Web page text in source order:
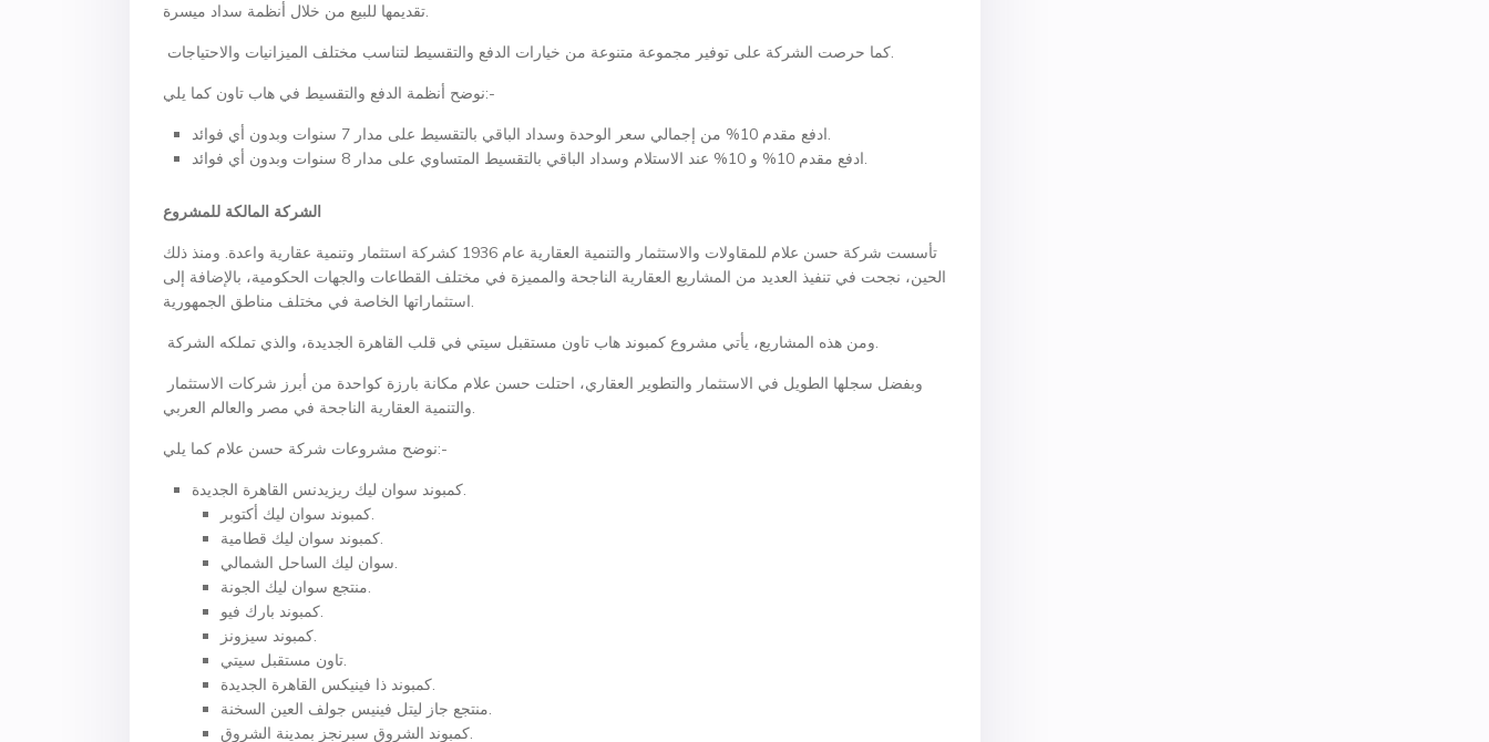
تقديمها للبيع من خلال أنظمة سداد ميسرة.
كما حرصت الشركة على توفير مجموعة متنوعة من خيارات الدفع والتقسيط لتناسب مختلف الميزانيات والاحتياجات.
نوضح أنظمة الدفع والتقسيط في هاب تاون كما يلي:-
ادفع مقدم 10% من إجمالي سعر الوحدة وسداد الباقي بالتقسيط على مدار 7 سنوات وبدون أي فوائد.
ادفع مقدم 10% و 10% عند الاستلام وسداد الباقي بالتقسيط المتساوي على مدار 8 سنوات وبدون أي فوائد.
الشركة المالكة للمشروع
تأسست شركة حسن علام للمقاولات والاستثمار والتنمية العقارية عام 1936 كشركة استثمار وتنمية عقارية واعدة. ومنذ ذلك
الحين، نجحت في تنفيذ العديد من المشاريع العقارية الناجحة والمميزة في مختلف القطاعات والجهات الحكومية، بالإضافة إلى
استثماراتها الخاصة في مختلف مناطق الجمهورية.
ومن هذه المشاريع، يأتي مشروع كمبوند هاب تاون مستقبل سيتي في قلب القاهرة الجديدة، والذي تملكه الشركة.
والتنمية العقارية الناجحة في مصر والعالم العربي.
نوضح مشروعات شركة حسن علام كما يلي:-
كمبوند سوان ليك ريزيدنس القاهرة الجديدة.
كمبوند سوان ليك أكتوبر.
كمبوند سوان ليك قطامية.
سوان ليك الساحل الشمالي.
منتجع سوان ليك الجونة.
كمبوند بارك فيو.
كمبوند سيزونز.
تاون مستقبل سيتي.
كمبوند ذا فينيكس القاهرة الجديدة.
منتجع جاز ليتل فينيس جولف العين السخنة.
كمبوند الشروق سبرنجز بمدينة الشروق.